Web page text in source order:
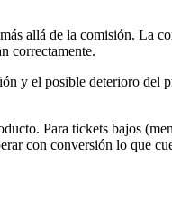
allá de la comisión. La
correctamente.
y el posible deterioro del
Para tickets bajos
con conversión lo que